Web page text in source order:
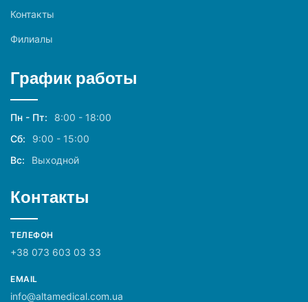
Контакты
Филиалы
График работы
Пн - Пт:
8:00 - 18:00
Сб:
9:00 - 15:00
Вс:
Выходной
Контакты
ТЕЛЕФОН
+38 073 603 03 33
EMAIL
info@altamedical.com.ua